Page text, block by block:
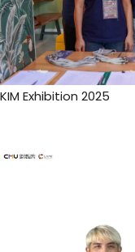
KIM Exhibition 2025